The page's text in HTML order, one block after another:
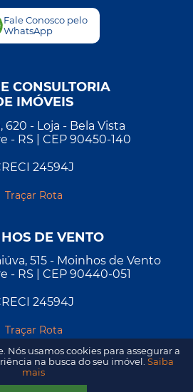
Fale Conosco pelo
WhatsApp
CONSULTORIA
IMÓVEIS
620 - Loja - Bela Vista
- RS | CEP 90450-140
24594J
Traçar Rota
DE VENTO
515 - Moinhos de Vento
- RS | CEP 90440-051
24594J
Traçar Rota
Nós usamos cookies para assegurar a
na busca do seu imóvel. Saiba
mais